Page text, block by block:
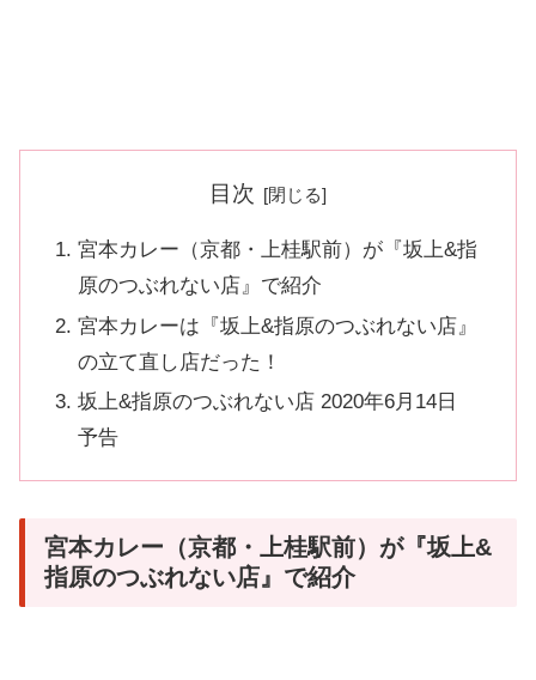
目次
宮本カレー（京都・上桂駅前）が『坂上&指
原のつぶれない店』で紹介
宮本カレーは『坂上&指原のつぶれない店』
の立て直し店だった！
坂上&指原のつぶれない店 2020年6月14日
予告
宮本カレー（京都・上桂駅前）が『坂上&
指原のつぶれない店』で紹介